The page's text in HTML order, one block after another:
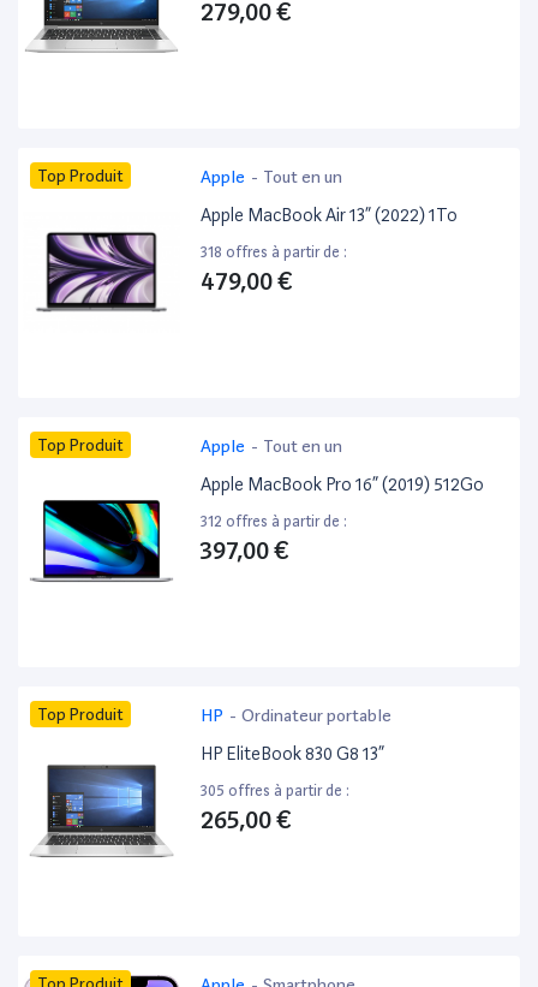
279,00 €
Top Produit Apple - Tout en un
Apple MacBook Air 13” (2022) 1To
318 offres à partir de :
479,00 €
Top Produit Apple - Tout en un
Apple MacBook Pro 16” (2019) 512Go
312 offres à partir de :
397,00 €
Top Produit HP - Ordinateur portable
HP EliteBook 830 G8 13”
305 offres à partir de :
265,00 €
Top Produit